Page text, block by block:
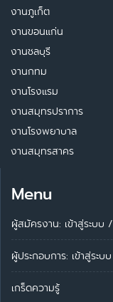
งานภูเก็ต
งานขอนแก่น
งานชลบุรี
งานกทม
งานโรงแรม
งานสมุทรปราการ
งานโรงพยาบาล
งานสมุทรสาคร
Menu
ผู้สมัครงาน: เข้าสู่ระบบ /
ผู้ประกอบการ: เข้าสู่ระบบ
เกร็ดความรู้